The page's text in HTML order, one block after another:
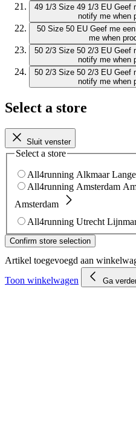
49 1/3 Size 49 1/3 EU Geef
notify me when
50 Size 50 EU Geef me
me when
50 2/3 Size 50 2/3 EU Geef
notify me when
50 2/3 Size 50 2/3 EU Geef
notify me when
Select a store
Sluit venster
Select a store
All4running Alkmaar
All4running Amsterdam
Amsterdam
All4running Utrecht
Confirm store selection
Artikel toegevoegd aan
Toon winkelwagen Ga